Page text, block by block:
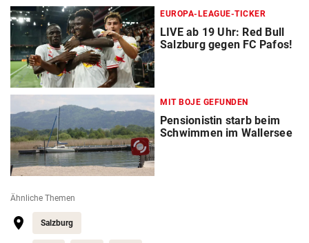
EUROPA-LEAGUE-TICKER
LIVE ab 19 Uhr: Red Bull
Salzburg gegen FC Pafos!
MIT BOJE GEFUNDEN
Pensionistin starb beim
Schwimmen im Wallersee
Ähnliche Themen
Salzburg